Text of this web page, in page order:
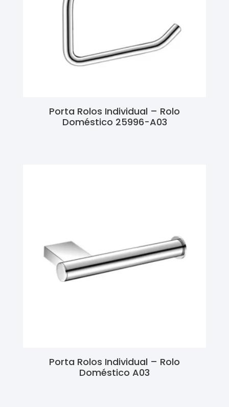
Porta Rolos Individual – Rolo
Doméstico 25996-A03
Porta Rolos Individual – Rolo
Doméstico A03